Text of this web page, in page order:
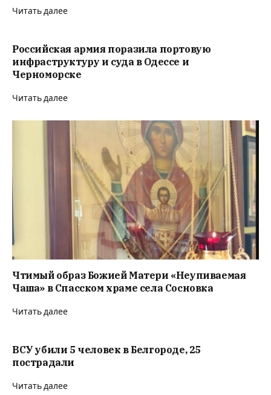
Читать далее
Российская армия поразила портовую
инфраструктуру и суда в Одессе и
Черноморске
Читать далее
Чтимый образ Божией Матери «Неупиваемая
Чаша» в Спасском храме села Сосновка
Читать далее
ВСУ убили 5 человек в Белгороде, 25
пострадали
Читать далее